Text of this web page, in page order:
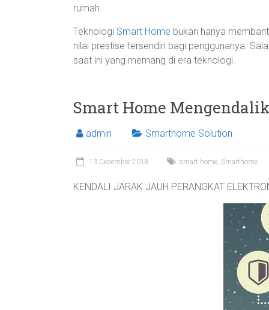
rumah.
Teknologi Smart Home bukan hanya
nilai prestise tersendiri bagi penggunanya.
saat ini yang memang di era teknologi.
Smart Home
admin Smarthome Solution
13 Desember 2018 smart home, Smarthome
KENDALI JARAK JAUH PERANGKAT